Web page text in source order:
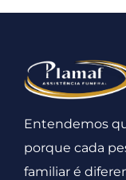
Entendemos
porque cada
familiar é